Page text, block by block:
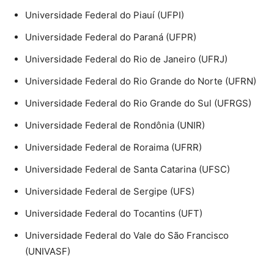
Universidade Federal do Piauí (UFPI)
Universidade Federal do Paraná (UFPR)
Universidade Federal do Rio de Janeiro (UFRJ)
Universidade Federal do Rio Grande do Norte (UFRN)
Universidade Federal do Rio Grande do Sul (UFRGS)
Universidade Federal de Rondônia (UNIR)
Universidade Federal de Roraima (UFRR)
Universidade Federal de Santa Catarina (UFSC)
Universidade Federal de Sergipe (UFS)
Universidade Federal do Tocantins (UFT)
Universidade Federal do Vale do São Francisco
(UNIVASF)